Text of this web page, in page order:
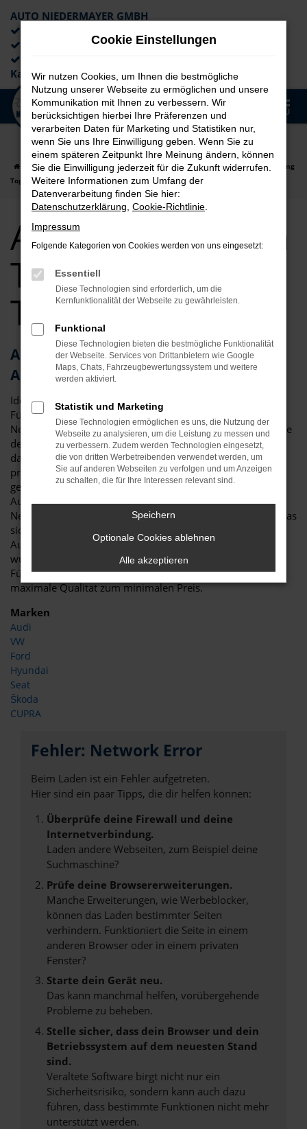
Zum
Hauptinhalt
springen
AUTO NIEDERMAYER GMBH
Lieferung an die Haustür
Kaufabwicklung
MENÜ
Startseite Fürth Audi Audi Q5
Audi Q5 für Fürth Tageszulassung
Top Angebote
Audi Q5 für Fürth
Tageszulassung
Top Angebote
Audi Q5 Tageszulassung – die clevere
Alternative für Fürth
Ideen muss man haben! Eine Audi Q5 Tageszulassung für
Fürth ist eine clevere Möglichkeit, um gleichzeitig einen
Neuwagen zu fahren, hierfür aber lediglich einen Preis nahe
dem Gebrauchtwagenniveau zu zahlen. Dies funktioniert
dank eines Tricks, der in der Automobilbranche gerne
praktiziert wird: eine Audi Q5 Tageszulassung ist genau
genommen ein klassischer Neuwagen. Viele
Automobilhändler sind jedoch in den Rabatten für
Neufahrzeuge an die Vorgaben der Hersteller gebunden, was
sich durch das Zulassen für einen Tag umgehen lässt. Eine
Audi Q5 Tageszulassung ist somit nicht preisgebunden,
wurde aber auch noch keinen einzigen Kilometer bewegt.
Für Fahrten in Fürth und Umgebung erhalten Sie somit
maximale Qualität zum minimalen Preis.
Marken
Audi
VW
Ford
Hyundai
Seat
Škoda
CUPRA
Fehler: Network Error
Beim Laden ist ein Fehler aufgetreten.
Hier sind ein paar Tipps, die dir helfen können:
Überprüfe deine Firewall und deine
Internetverbindung.
Laden andere Webseiten, zum Beispiel deine
Suchmaschine?
Prüfe deine Browsererweiterungen.
Manche Erweiterungen, wie Werbeblocker,
können das Laden bestimmter Seiten
verhindern. Funktioniert die Seite in einem
anderen Browser oder in einem privaten
Fenster?
Starte dein Gerät neu.
Das kann manchmal helfen, vorübergehende
Probleme zu beheben.
Stelle sicher, dass dein Browser und dein
Betriebssystem auf dem neuesten Stand
sind.
Veraltete Software birgt nicht nur ein
Sicherheitsrisiko, sondern kann auch dazu
führen, dass bestimmte Funktionen nicht mehr
unterstützt werden.
Cookie Einstellungen
Wir nutzen Cookies, um Ihnen die bestmögliche
Nutzung unserer Webseite zu ermöglichen und unsere
Kommunikation mit Ihnen zu verbessern. Wir
berücksichtigen hierbei Ihre Präferenzen und
verarbeiten Daten für Marketing und Statistiken nur,
wenn Sie uns Ihre Einwilligung geben. Wenn Sie zu
einem späteren Zeitpunkt Ihre Meinung ändern, können
Sie die Einwilligung jederzeit für die Zukunft widerrufen.
Weitere Informationen zum Umfang der
Datenverarbeitung finden Sie hier:
Datenschutzerklärung Cookie-Richtlinie
Impressum
Folgende Kategorien von Cookies werden von uns eingesetzt:
Essentiell
Diese Technologien sind erforderlich, um die
Kernfunktionalität der Webseite zu gewährleisten.
Funktional
Diese Technologien bieten die bestmögliche Funktionalität
der Webseite. Services von Drittanbietern wie Google
Maps, Chats, Fahrzeugbewertungssystem und weitere
werden aktiviert.
Statistik und Marketing
Diese Technologien ermöglichen es uns, die Nutzung der
Webseite zu analysieren, um die Leistung zu messen und
zu verbessern. Zudem werden Technologien eingesetzt,
die von dritten Werbetreibenden verwendet werden, um
Sie auf anderen Webseiten zu verfolgen und um Anzeigen
zu schalten, die für Ihre Interessen relevant sind.
Speichern
Optionale Cookies ablehnen
Alle akzeptieren